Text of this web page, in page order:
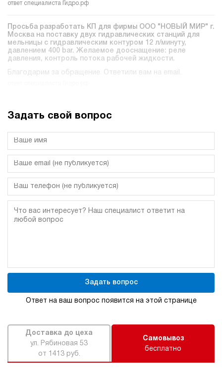
ответ специалиста Гидро.рф
Просьба разработать КП для фирмы ООО "НОВЫЙ МИР" г.
Москва на поставку двух гидравлических станций для
мельницы c гидравлическим контуром 12 л/минуту,
давлением 400 bar. Желаемое дооснащение: реле
давления, контроль потока рабочей жидкости.
Благодарим за обращение. Ответили вам на email.
Задать свой вопрос
Ответ на ваш вопрос появится на этой странице
Задать вопрос
Доставка до цеха
ул. Рябиновая 53
от 1413 руб.
Самовывоз
бесплатно